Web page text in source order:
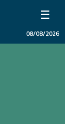
☰
08/08/2026